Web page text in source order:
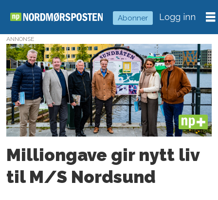
Abonner Logg inn
Tag:
s
nordsund
ANNONSE
PLUS
Milliongave gir nytt liv
til M/S Nordsund